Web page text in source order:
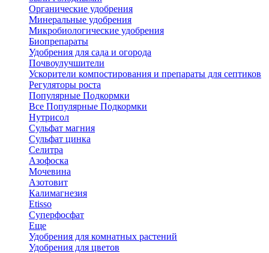
Органические удобрения
Минеральные удобрения
Микробиологические удобрения
Биопрепараты
Удобрения для сада и огорода
Почвоулучшители
Ускорители компостирования и препараты для септиков
Регуляторы роста
Популярные Подкормки
Все Популярные Подкормки
Нутрисол
Сульфат магния
Сульфат цинка
Селитра
Азофоска
Мочевина
Азотовит
Калимагнезия
Etisso
Суперфосфат
Еще
Удобрения для комнатных растений
Удобрения для цветов